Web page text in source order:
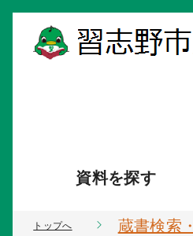
資料を探す
トップへ 蔵書検索